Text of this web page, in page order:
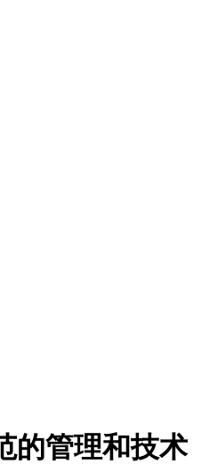
的管理和技术